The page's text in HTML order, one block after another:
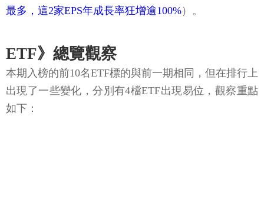
最多，這2家EPS年成長率狂增逾100%）。
ETF》總覽觀察
本期入榜的前10名ETF標的與前一期相同，但在排行上
出現了一些變化，分別有4檔ETF出現易位，觀察重點
如下：